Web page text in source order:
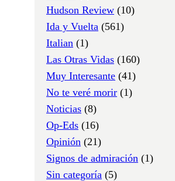
Hudson Review (10)
Ida y Vuelta (561)
Italian (1)
Las Otras Vidas (160)
Muy Interesante (41)
No te veré morir (1)
Noticias (8)
Op-Eds (16)
Opinión (21)
Signos de admiración (1)
Sin categoría (5)